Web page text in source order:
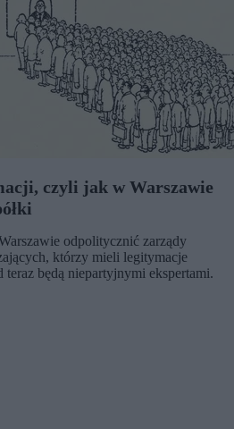
czyli jak w Warszawie
odpolitycznić zarządy
którzy mieli legitymacje
teraz będą niepartyjnymi ekspertami.